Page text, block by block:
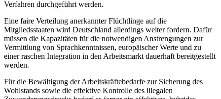
Verfahren durchgeführt werden.
Eine faire Verteilung anerkannter Flüchtlinge auf die
Mitgliedsstaaten wird Deutschland allerdings weiter fordern. Dafür
müssen die Kapazitäten für die notwendigen Anstrengungen zur
Vermittlung von Sprachkenntnissen, europäischer Werte und zu
einer raschen Integration in den Arbeitsmarkt dauerhaft bereitgestellt
werden.
Für die Bewältigung der Arbeitskräftebedarfe zur Sicherung des
Wohlstands sowie die effektive Kontrolle des illegalen